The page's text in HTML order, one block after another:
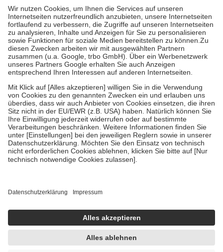
höchstens zehn Euro.
Es sind jedoch nie mehr als die tatsächlichen
Kosten der Leistung zu entrichten.
Diese Regeln gelten grundsätzlich auch für Online-Apotheken.
Bei Heilmitteln und häuslicher Krankenpflege beträgt die
Zuzahlung zehn Prozent der Kosten sowie zehn Euro je
Verordnung.
Um das Engagement der Versicherten für ihre eigene Gesundheit zu
stärken und die besondere Stellung der Familie zu unterstützen,
fallenkeine Zuzahlungenan bei:
• Kindern und Jugendlichen bis zum vollendeten 18. Lebensjahr
mit Ausnahme der Fahrkosten
• Untersuchungen zur Vorsorge und Früherkennung, die von der
GKV getragen werden
• empfohlenen Schutzimpfungen
• Harn- und Blutteststreifen
getroffen, um sicherzustellen, dass es sich um echte Bewertungen
https://help.etrusted.com/hc/de/articles/4419944605341
Einige Bilder und Inhalte wurden unter Zuhilfenahme künstlicher